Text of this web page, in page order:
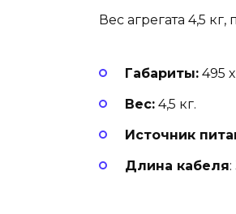
Вес агрегата 4,5
Габариты: 495
Вес: 4,5 кг.
Источник
Длина кабеля